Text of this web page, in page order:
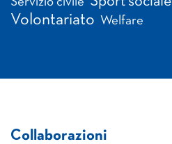
Servizio civile
Volontariato Welfare
Collaborazioni